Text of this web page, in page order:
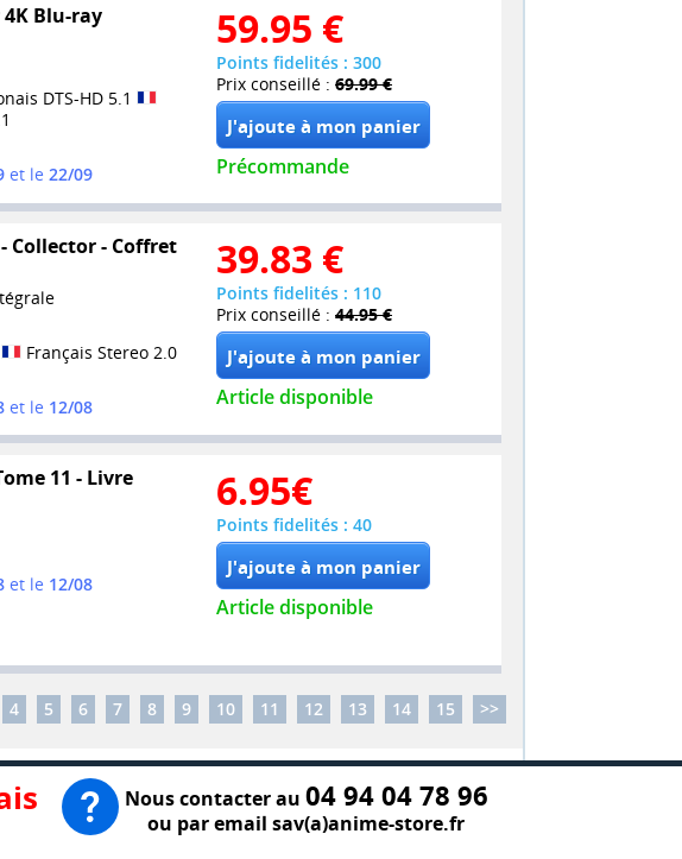
4K Blu-ray
DTS-HD 5.1
et le 22/09
59.95 €
Points fidelités : 300
Prix conseillé : 69.99 €
Précommande
Collector - Coffret
Français Stereo 2.0
et le 12/08
39.83 €
Points fidelités : 110
Prix conseillé : 44.95 €
Article disponible
11 - Livre
et le 12/08
6.95€
Points fidelités : 40
Article disponible
4 5 6 7 8 9 10 11 12 13 14 15 >>
Nous contacter au 04 94 04 78 96
ou par email sav(a)anime-store.fr